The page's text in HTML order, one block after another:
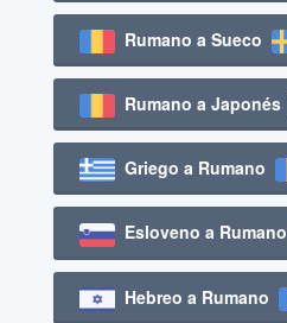
Rumano a Sueco
Rumano a Japonés
Griego a Rumano
Esloveno a Rumano
Hebreo a Rumano